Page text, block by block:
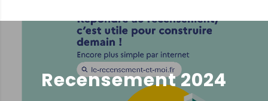
Recensement 2024